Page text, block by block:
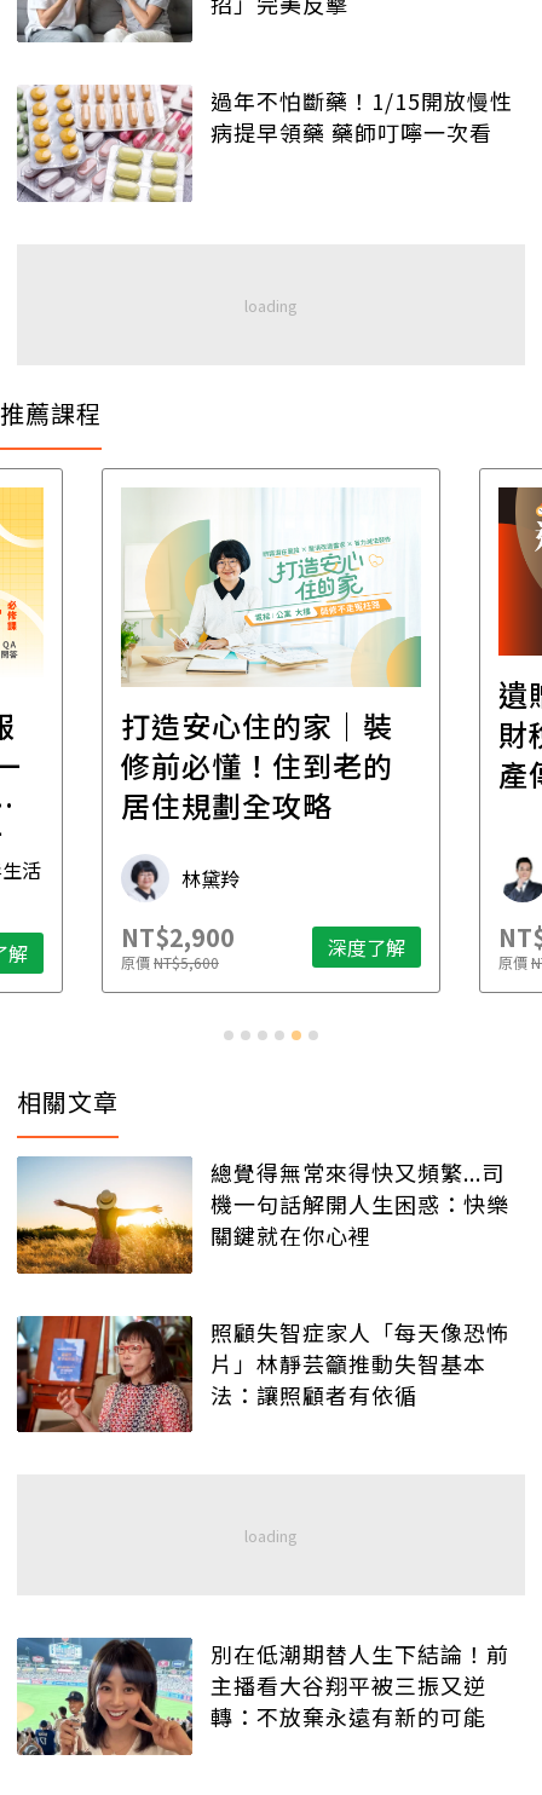
過年不怕斷藥！1/15開放慢性
病提早領藥 藥師叮嚀一次看
推薦課程
活
解
打造安心住的家｜裝
修前必懂！住到老的
居住規劃全攻略
林黛羚
NT$2,900
原價NT$5,600 深度了解
遺
財
產
原價
相關文章
總覺得無常來得快又頻繁...司
機一句話解開人生困惑：快樂
關鍵就在你心裡
照顧失智症家人「每天像恐怖
片」林靜芸籲推動失智基本
法：讓照顧者有依循
別在低潮期替人生下結論！前
主播看大谷翔平被三振又逆
轉：不放棄永遠有新的可能